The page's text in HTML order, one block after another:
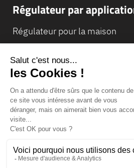
Régulateur par
Régulateur pour la maison
Régulateur pour Chaudière
© Infosec
Conditions générales